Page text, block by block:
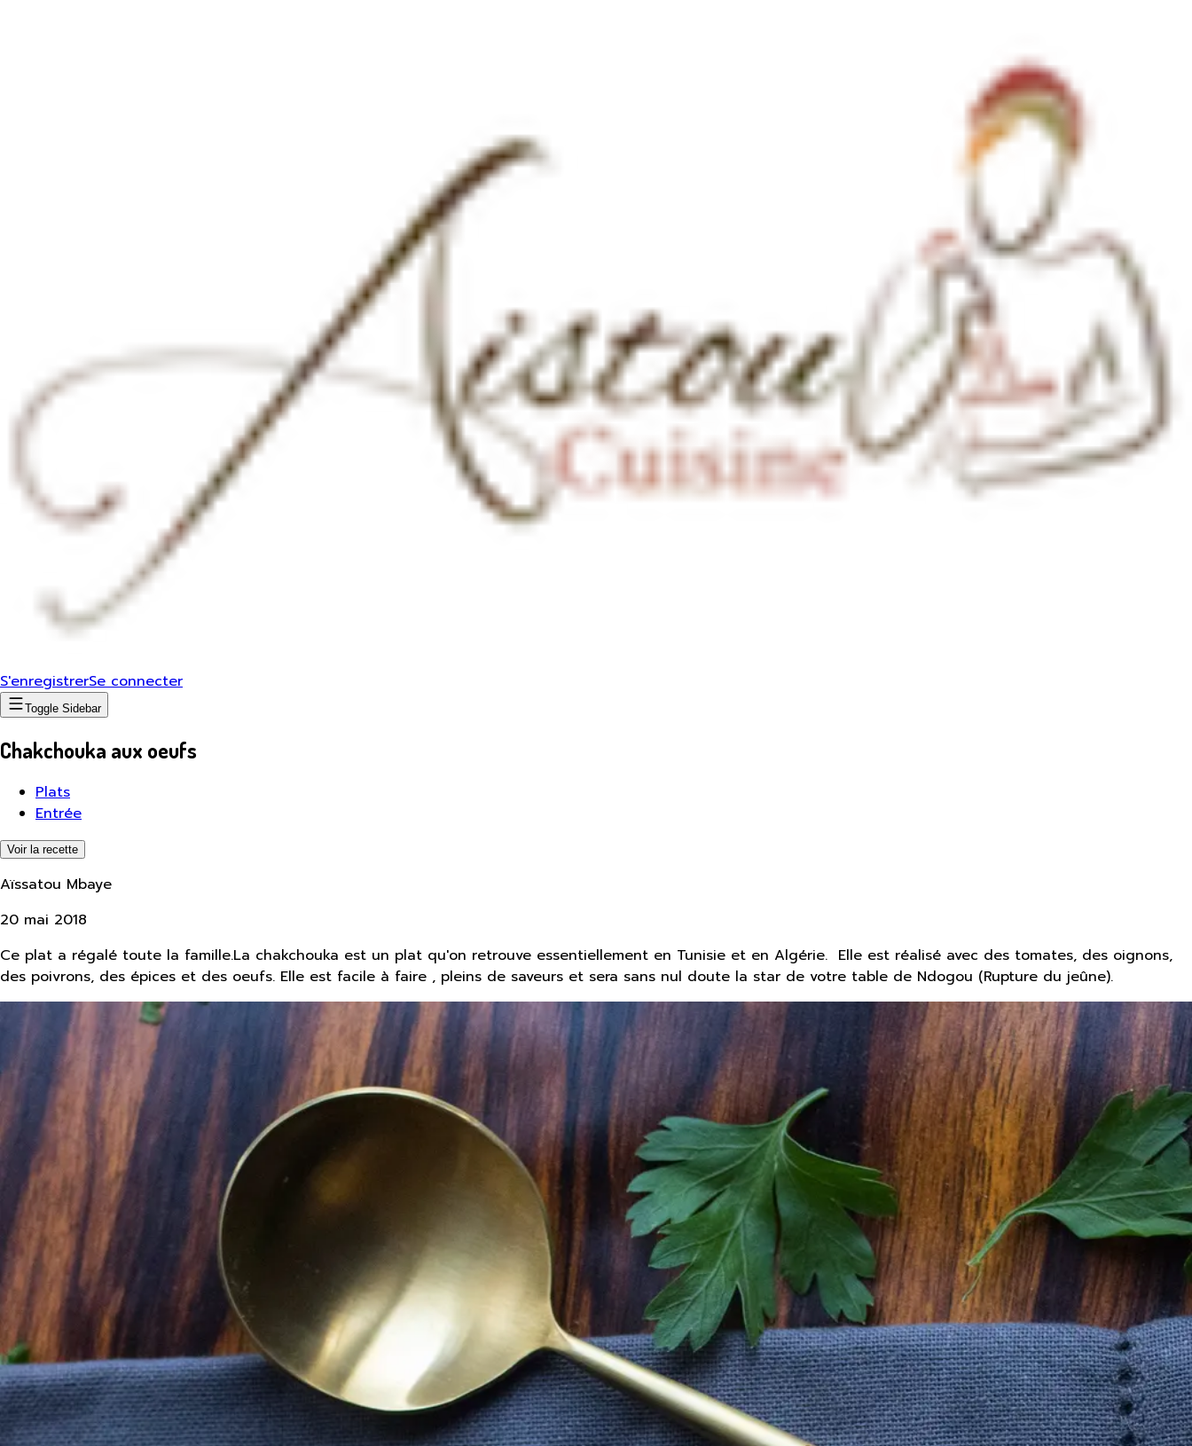
S'enregistrerSe connecter
Toggle Sidebar
Chakchouka aux oeufs
Plats
Entrée
Voir la recette
Aïssatou Mbaye
20 mai 2018
Ce plat a régalé toute la famille.La chakchouka est un plat qu'on retrouve essentiellement en Tunisie et en Algérie. Elle est réalisé avec des tomates, des oignons,
des poivrons, des épices et des oeufs. Elle est facile à faire , pleins de saveurs et sera sans nul doute la star de votre table de Ndogou (Rupture du jeûne).